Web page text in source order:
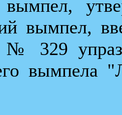
вымпел,
вымпел,
№ 329
вымпела